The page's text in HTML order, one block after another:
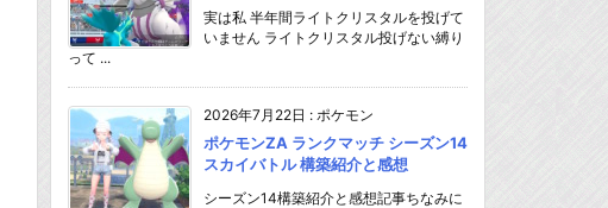
実は私 半年間ライトクリスタルを投げて
いません ライトクリスタル投げない縛り
って ...
2026年7月22日 : ポケモン
ポケモンZA ランクマッチ シーズン14
スカイバトル 構築紹介と感想
シーズン14構築紹介と感想記事ちなみに